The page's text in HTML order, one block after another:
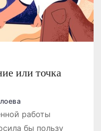
или точка
работы
бы пользу